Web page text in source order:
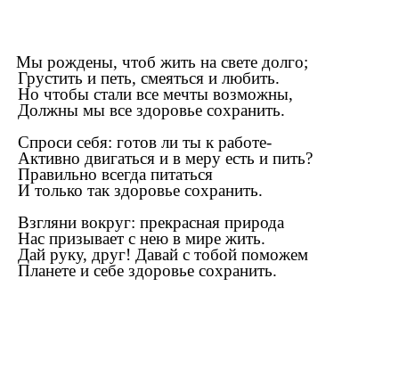
Мы рождены, чтоб жить на свете долго;
Грустить и петь, смеяться и любить.
Но чтобы стали все мечты возможны,
Должны мы все здоровье сохранить.
Спроси себя: готов ли ты к работе-
Активно двигаться и в меру есть и пить?
Правильно всегда питаться
И только так здоровье сохранить.
Взгляни вокруг: прекрасная природа
Нас призывает с нею в мире жить.
Дай руку, друг! Давай с тобой поможем
Планете и себе здоровье сохранить.